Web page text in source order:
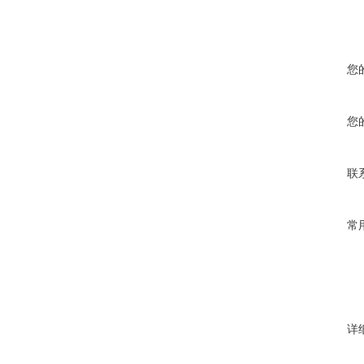
您
您
联
常
详